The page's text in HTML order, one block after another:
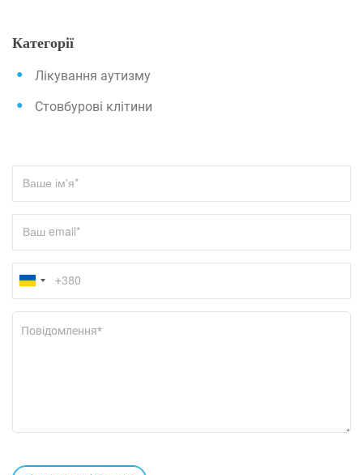
с
і
Категорії
Лікування аутизму
Стовбурові клітини